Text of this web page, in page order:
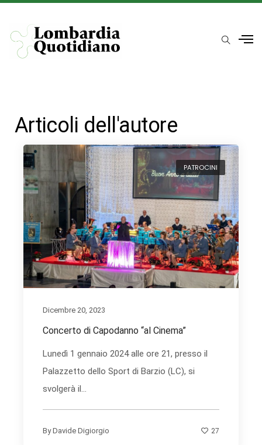
Articoli dell'autore
PATROCINI
Dicembre 20, 2023
Concerto di Capodanno “al Cinema”
Lunedì 1 gennaio 2024 alle ore 21, presso il
Palazzetto dello Sport di Barzio (LC), si
svolgerà il...
ByDavide Digiorgio 27